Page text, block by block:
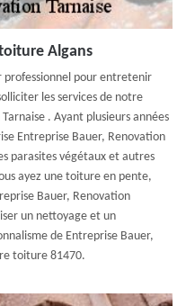
Algans
professionnel pour entretenir
les services de notre
. Ayant plusieurs années
Entreprise Bauer, Renovation
parasites végétaux et autres
ayez une toiture en pente,
Bauer, Renovation
un nettoyage et un
de Entreprise Bauer,
toiture 81470.